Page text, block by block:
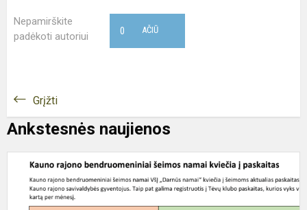
Nepamirškite
padėkoti autoriui
AČIŪ
0
Grįžti
Ankstesnės naujienos